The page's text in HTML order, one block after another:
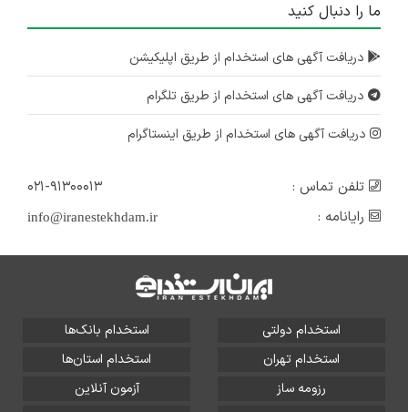
ما را دنبال کنید
دریافت آگهی های استخدام از طریق اپلیکیشن
دریافت آگهی های استخدام از طریق تلگرام
دریافت آگهی های استخدام از طریق اینستاگرام
تلفن تماس :
۰۲۱-۹۱۳۰۰۰۱۳
رایانامه :
info@iranestekhdam.ir
استخدام دولتی
استخدام بانک‌ها
استخدام تهران
استخدام استان‌ها
رزومه ساز
آزمون آنلاین